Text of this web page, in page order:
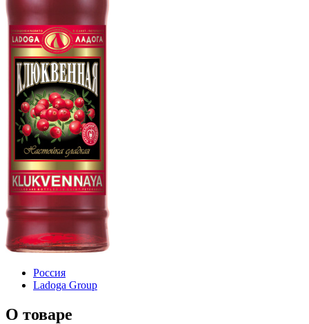
Россия
Ladoga Group
О товаре